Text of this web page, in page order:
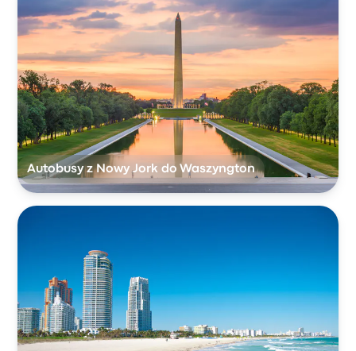
Autobusy z Nowy Jork do Waszyngton